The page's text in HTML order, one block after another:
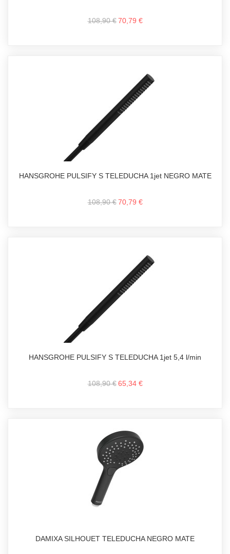
108,90 € 70,79 €
HANSGROHE PULSIFY S TELEDUCHA 1jet NEGRO MATE
108,90 € 70,79 €
HANSGROHE PULSIFY S TELEDUCHA 1jet 5,4 l/min
108,90 € 65,34 €
DAMIXA SILHOUET TELEDUCHA NEGRO MATE